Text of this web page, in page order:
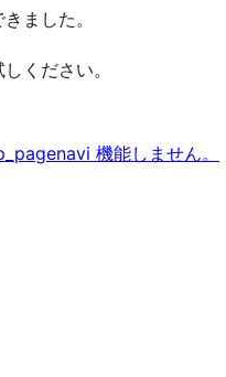
ました。
ください。
機能しません。